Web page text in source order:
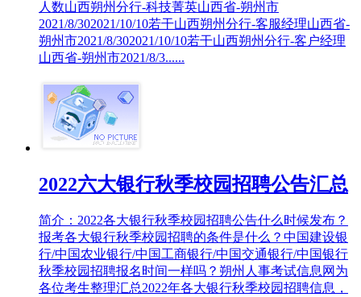
人数山西朔州分行-科技菁英山西省-朔州市
2021/8/302021/10/10若干山西朔州分行-客服经理山西省-
朔州市2021/8/302021/10/10若干山西朔州分行-客户经理
山西省-朔州市2021/8/3......
2022六大银行秋季校园招聘公告汇总
简介：2022各大银行秋季校园招聘公告什么时候发布？
报考各大银行秋季校园招聘的条件是什么？中国建设银
行/中国农业银行/中国工商银行/中国交通银行/中国银行
秋季校园招聘报名时间一样吗？朔州人事考试信息网为
各位考生整理汇总2022年各大银行秋季校园招聘信息，